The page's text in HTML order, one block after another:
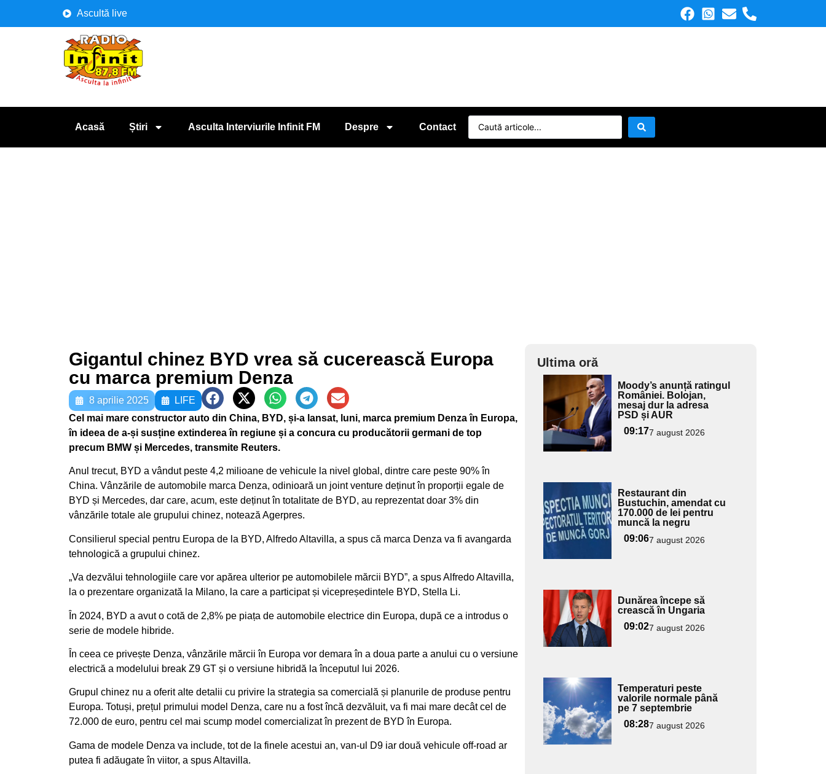
Ascultă live
Acasă Știri Asculta Interviurile Infinit FM Despre Contact
Gigantul chinez BYD vrea să cucerească Europa
cu marca premium Denza
8 aprilie 2025
LIFE
Cel mai mare constructor auto din China, BYD, și-a lansat, luni, marca premium Denza în Europa,
în ideea de a-și susține extinderea în regiune și a concura cu producătorii germani de top
precum BMW și Mercedes, transmite Reuters.
Anul trecut, BYD a vândut peste 4,2 milioane de vehicule la nivel global, dintre care peste 90% în
China. Vânzările de automobile marca Denza, odinioară un joint venture deținut în proporții egale de
BYD și Mercedes, dar care, acum, este deținut în totalitate de BYD, au reprezentat doar 3% din
vânzările totale ale grupului chinez, notează Agerpres.
Consilierul special pentru Europa de la BYD, Alfredo Altavilla, a spus că marca Denza va fi avangarda
tehnologică a grupului chinez.
„Va dezvălui tehnologiile care vor apărea ulterior pe automobilele mărcii BYD”, a spus Alfredo Altavilla,
la o prezentare organizată la Milano, la care a participat și vicepreședintele BYD, Stella Li.
În 2024, BYD a avut o cotă de 2,8% pe piața de automobile electrice din Europa, după ce a introdus o
serie de modele hibride.
În ceea ce privește Denza, vânzările mărcii în Europa vor demara în a doua parte a anului cu o versiune
electrică a modelului break Z9 GT și o versiune hibridă la începutul lui 2026.
Grupul chinez nu a oferit alte detalii cu privire la strategia sa comercială și planurile de produse pentru
Europa. Totuși, prețul primului model Denza, care nu a fost încă dezvăluit, va fi mai mare decât cel de
72.000 de euro, pentru cel mai scump model comercializat în prezent de BYD în Europa.
Gama de modele Denza va include, tot de la finele acestui an, van-ul D9 iar două vehicule off-road ar
putea fi adăugate în viitor, a spus Altavilla.
Ultima oră
Adaugă
aici textul
pentru
subtitlu
Moody’s anunță ratingul
României. Bolojan,
mesaj dur la adresa
PSD și AUR
09:177 august 2026
aici textul
pentru
subtitlu
Restaurant din
Bustuchin, amendat cu
170.000 de lei pentru
muncă la negru
09:067 august 2026
Adaugă
aici textul
pentru
subtitlu
Dunărea începe să
crească în Ungaria
09:027 august 2026
Adaugă
aici textul
pentru
subtitlu
Temperaturi peste
valorile normale până
pe 7 septembrie
08:287 august 2026